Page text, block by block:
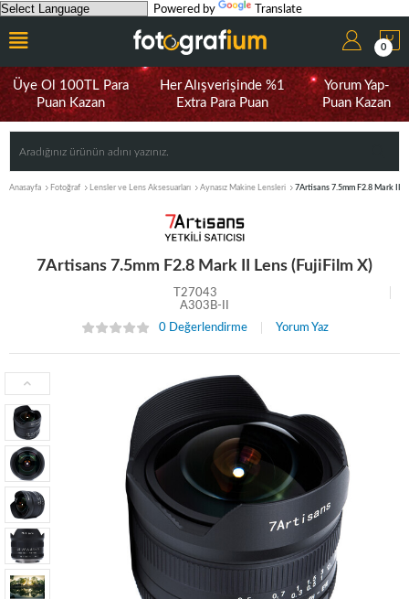
Powered by Translate
0
Üye Ol 100TL Para
Puan Kazan
Her Alışverişinde %1
Extra Para Puan
Yorum Yap-
Puan Kazan
Anasayfa Fotoğraf Lensler ve Lens Aksesuarları Aynasız Makine Lensleri 7Artisans 7.5mm F2.8 Mark II
7Artisans 7.5mm F2.8 Mark II Lens (FujiFilm X)
T27043
A303B-II
0 Değerlendirme
Yorum Yaz